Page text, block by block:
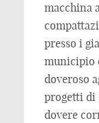
macchina
presso i
municipio
doveroso
progetti di
dovere